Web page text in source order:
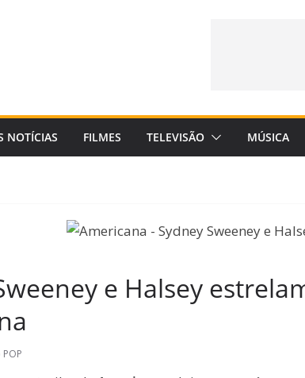
NOTÍCIAS FILMES TELEVISÃO MÚSICA
e Halsey